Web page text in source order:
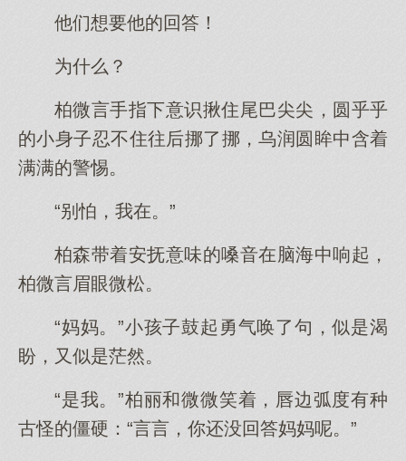
他们想要他的回答！
为什么？
柏微言手指下意识揪住尾巴尖尖，圆乎乎
的小身子忍不住往后挪了挪，乌润圆眸中含着
满满的警惕。
“别怕，我在。”
柏森带着安抚意味的嗓音在脑海中响起，
柏微言眉眼微松。
“妈妈。”小孩子鼓起勇气唤了句，似是渴
盼，又似是茫然。
“是我。”柏丽和微微笑着，唇边弧度有种
古怪的僵硬：“言言，你还没回答妈妈呢。”